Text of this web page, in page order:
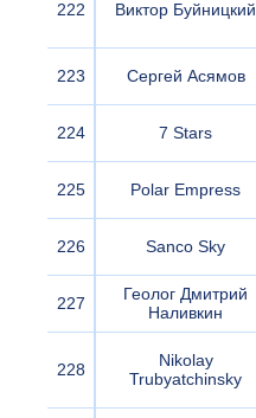
222 Виктор Буйницкий
223 Сергей Асямов
224 7 Stars
225 Polar Empress
226 Sanco Sky
227
Геолог Дмитрий
Наливкин
228
Nikolay
Trubyatchinsky